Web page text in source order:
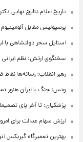
تاریخ اعلام نتایج
پرسپولیس مقابل
استایل سحر دولتشاهی
سخنگوی ارتش: نظم ایرانی
رهبر انقلاب: رسانه‌ها
ونس: جنگ با ایران هنوز
پزشکیان: تا آخر پای
ارزش سهام عدالت برای امروز ۱۷ مرداد ۱۴۰۵ +
بهترین تعمیرگاه گیربکس